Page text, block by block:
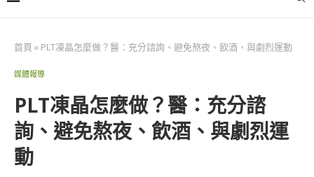
首頁 » PLT凍晶怎麼做？醫：充分諮詢、避免熬夜、飲酒、與劇烈運動
媒體報導
PLT凍晶怎麼做？醫：充分諮
詢、避免熬夜、飲酒、與劇烈運
動